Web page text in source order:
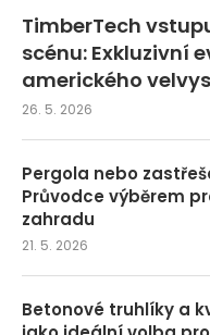
TimberTech
scénu: Exkluzivní
amerického
26. 5. 2026
Pergola nebo
Průvodce výběrem
zahradu
21. 5. 2026
Betonové truhlíky a